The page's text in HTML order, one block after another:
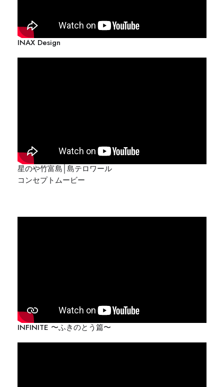
INAX Design
星のや竹富島│島テロワール
コンセプトムービー
INFINITE 〜ふきのとう篇〜